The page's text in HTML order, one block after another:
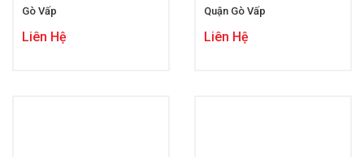
Gò Vấp
Liên Hệ
Quận Gò Vấp
Liên Hệ